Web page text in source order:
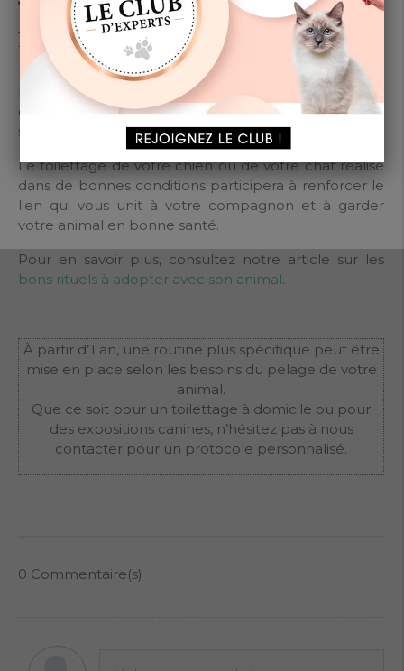
TOILETTAGE CHEZ UN
PROFESSIONNEL ?
Belle idée pour sublimer son poil. Anticipez donc ce
moment dès 4 mois. C’est important qu’il prenne
confiance et se sente en sécurité. Vous pourrez bien
sûr être présent pour apporter un repère.
Le toilettage de votre chien ou de votre chat réalisé
dans de bonnes conditions participera à renforcer le
lien qui vous unit à votre compagnon et à garder
votre animal en bonne santé.
Pour en savoir plus, consultez notre article sur les
bons rituels à adopter avec son animal.
À partir d’1 an, une routine plus spécifique peut être
mise en place selon les besoins du pelage de votre
animal.
Que ce soit pour un toilettage à domicile ou pour
des expositions canines, n’hésitez pas à nous
contacter pour un protocole personnalisé.
0 Commentaire(s)